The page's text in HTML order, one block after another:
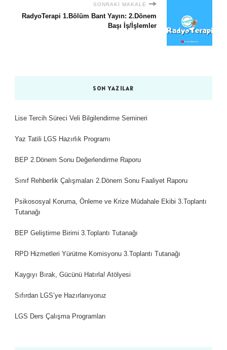
SONRAKI MAKALE
RadyoTerapi 1.Bölüm Bant Yayın: 2.Dönem
Başı İş/İşlemler
SON YAZILAR
Lise Tercih Süreci Veli Bilgilendirme Semineri
Yaz Tatili LGS Hazırlık Programı
BEP 2.Dönem Sonu Değerlendirme Raporu
Sınıf Rehberlik Çalışmaları 2.Dönem Sonu Faaliyet Raporu
Psikososyal Koruma, Önleme ve Krize Müdahale Ekibi 3.Toplantı
Tutanağı
BEP Geliştirme Birimi 3.Toplantı Tutanağı
RPD Hizmetleri Yürütme Komisyonu 3.Toplantı Tutanağı
Kaygıyı Bırak, Gücünü Hatırla! Atölyesi
Sıfırdan LGS’ye Hazırlanıyoruz
LGS Ders Çalışma Programları